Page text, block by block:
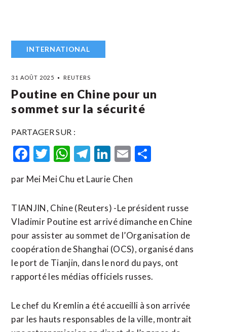
INTERNATIONAL
31 AOÛT 2025 REUTERS
Poutine en Chine pour un
sommet sur la sécurité
PARTAGER SUR :
Facebook
Twitter
WhatsApp
Telegram
LinkedIn
Email
par Mei Mei Chu et Laurie Chen
TIANJIN, Chine (Reuters) -Le président russe
Vladimir Poutine est arrivé dimanche en Chine
pour assister au sommet de l’Organisation de
coopération de Shanghai (OCS), organisé dans
le port de Tianjin, dans le nord du pays, ont
rapporté les médias officiels russes.
Le chef du Kremlin a été accueilli à son arrivée
par les hauts responsables de la ville, montrait